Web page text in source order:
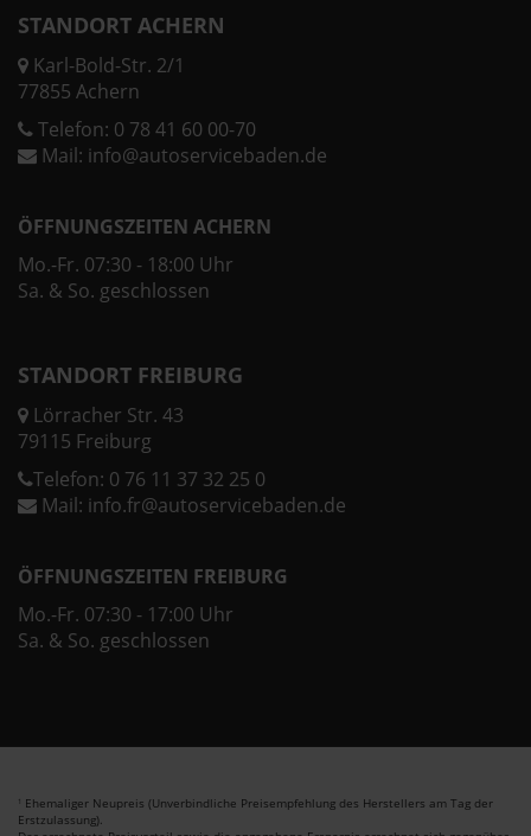
STANDORT ACHERN
Karl-Bold-Str. 2/1
77855 Achern
Telefon: 0 78 41 60 00-70
Mail: info@autoservicebaden.de
ÖFFNUNGSZEITEN ACHERN
Mo.-Fr. 07:30 - 18:00 Uhr
Sa. & So. geschlossen
STANDORT FREIBURG
Lörracher Str. 43
79115 Freiburg
Telefon: 0 76 11 37 32 25 0
Mail: info.fr@autoservicebaden.de
ÖFFNUNGSZEITEN FREIBURG
Mo.-Fr. 07:30 - 17:00 Uhr
Sa. & So. geschlossen
1 Ehemaliger Neupreis (Unverbindliche Preisempfehlung des Herstellers am Tag der
Erstzulassung).